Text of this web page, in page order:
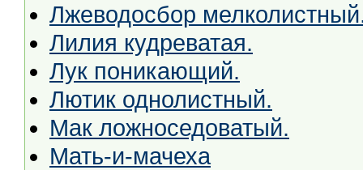
Лжеводосбор
Лилия кудреватая.
Лук поникающий.
Лютик однолистный.
Мак ложноседоватый.
Мать-и-мачеха